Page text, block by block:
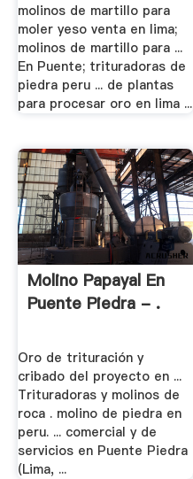
molinos de martillo para
moler yeso venta en lima;
molinos de martillo para ...
En Puente; trituradoras de
piedra peru ... de plantas
para procesar oro en lima ...
Molino Papayal En
Puente Piedra - .
Oro de trituración y
cribado del proyecto en ...
Trituradoras y molinos de
roca . molino de piedra en
peru. ... comercial y de
servicios en Puente Piedra
(Lima, ...